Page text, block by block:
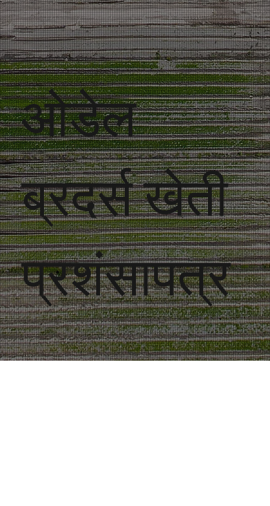
ओडेल
ब्रदर्स खेती
प्रशंसापत्र